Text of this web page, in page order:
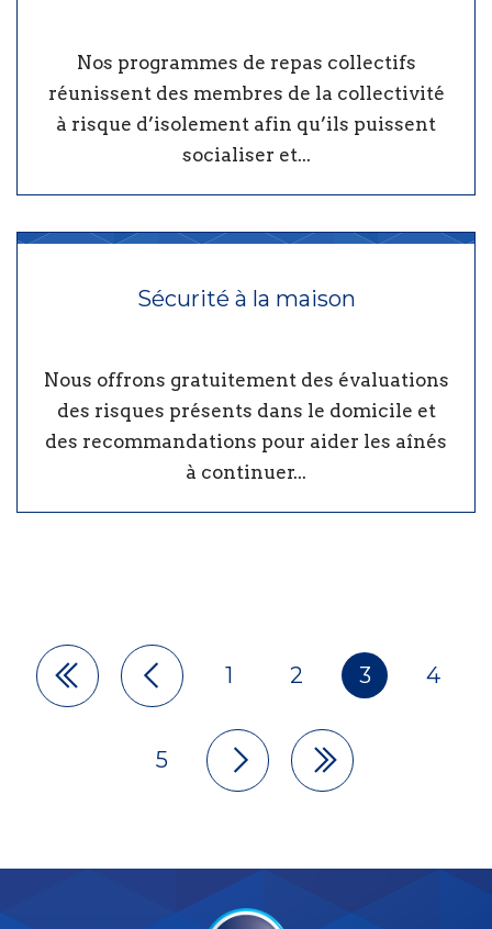
Nos programmes de repas collectifs
réunissent des membres de la collectivité
à risque d’isolement afin qu’ils puissent
socialiser et...
Sécurité à la maison
Nous offrons gratuitement des évaluations
des risques présents dans le domicile et
des recommandations pour aider les aînés
à continuer...
Pagination
1 2 3 4
5